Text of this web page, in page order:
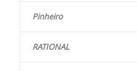
Pinheiro
RATIONAL